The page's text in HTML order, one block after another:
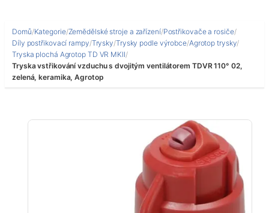
Domů/Kategorie/Zemědělské stroje a zařízení/Postřikovače a rosiče/
Díly postřikovací rampy/Trysky/Trysky podle výrobce/Agrotop trysky/
Tryska plochá Agrotop TD VR MKII/
Tryska vstřikování vzduchu s dvojitým ventilátorem TDVR 110° 02,
zelená, keramika, Agrotop